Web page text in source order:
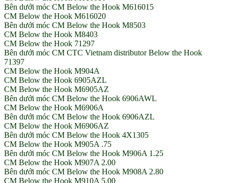
Bên dưới móc CM Below the Hook M616015
CM Below the Hook M616020
Bên dưới móc CM Below the Hook M8503
CM Below the Hook M8403
CM Below the Hook 71297
Bên dưới móc CM CTC Vietnam distributor Below the Hook
71397
CM Below the Hook M904A
CM Below the Hook 6905AZL
CM Below the Hook M6905AZ
Bên dưới móc CM Below the Hook 6906AWL
CM Below the Hook M6906A
Bên dưới móc CM Below the Hook 6906AZL
CM Below the Hook M6906AZ
Bên dưới móc CM Below the Hook 4X1305
CM Below the Hook M905A .75
Bên dưới móc CM Below the Hook M906A 1.25
CM Below the Hook M907A 2.00
Bên dưới móc CM Below the Hook M908A 2.80
CM Below the Hook M910A 5.00